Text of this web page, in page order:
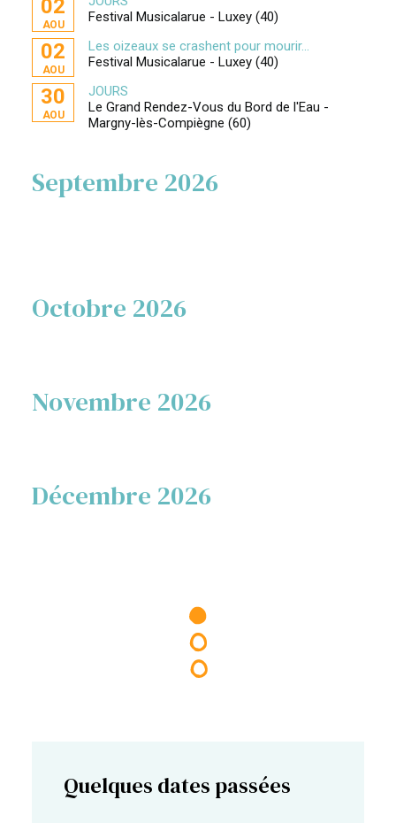
02
AOU
Festival Musicalarue - Luxey (40)
02
AOU
Les oizeaux se crashent pour mourir...
Festival Musicalarue - Luxey (40)
30
AOU
JOURS
Le Grand Rendez-Vous du Bord de l'Eau -
Margny-lès-Compiègne (60)
Septembre 2026
Octobre 2026
Novembre 2026
Décembre 2026
Quelques dates passées